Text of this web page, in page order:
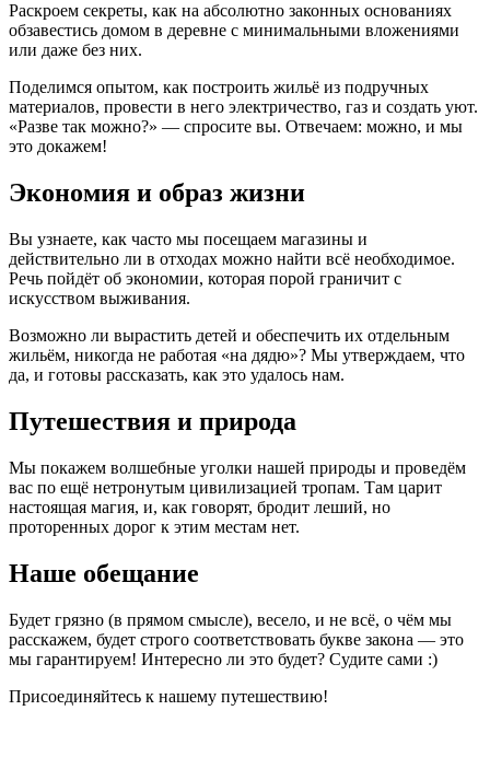
Раскроем секреты, как на абсолютно законных основаниях
обзавестись домом в деревне с минимальными вложениями
или даже без них.
Поделимся опытом, как построить жильё из подручных
материалов, провести в него электричество, газ и создать уют.
«Разве так можно?» — спросите вы. Отвечаем: можно, и мы
это докажем!
Экономия и образ жизни
Вы узнаете, как часто мы посещаем магазины и
действительно ли в отходах можно найти всё необходимое.
Речь пойдёт об экономии, которая порой граничит с
искусством выживания.
Возможно ли вырастить детей и обеспечить их отдельным
жильём, никогда не работая «на дядю»? Мы утверждаем, что
да, и готовы рассказать, как это удалось нам.
Путешествия и природа
Мы покажем волшебные уголки нашей природы и проведём
вас по ещё нетронутым цивилизацией тропам. Там царит
настоящая магия, и, как говорят, бродит леший, но
проторенных дорог к этим местам нет.
Наше обещание
Будет грязно (в прямом смысле), весело, и не всё, о чём мы
расскажем, будет строго соответствовать букве закона — это
мы гарантируем! Интересно ли это будет? Судите сами :)
Присоединяйтесь к нашему путешествию!